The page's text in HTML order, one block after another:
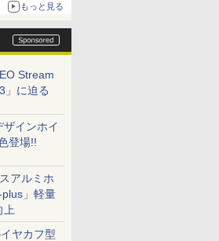
もっと見る
Stream
」に迫る
ザインホイ
登場!!
アルミホ
」軽量
上
ヤカフ型